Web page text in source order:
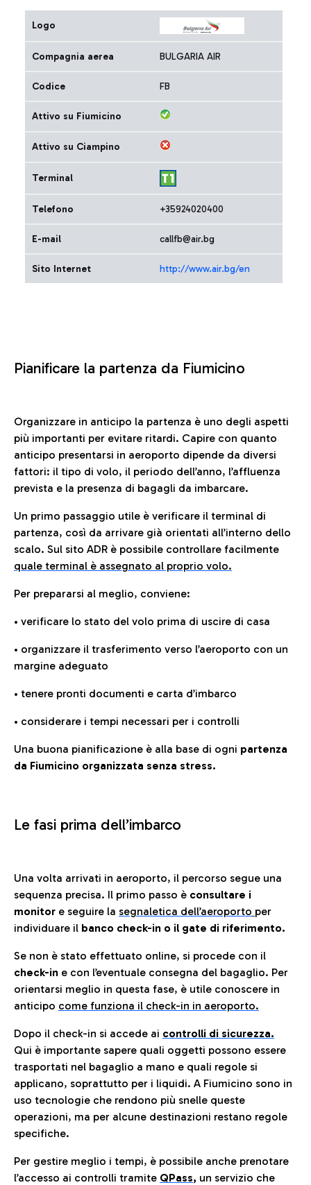
Logo
Compagnia aerea BULGARIA AIR
Codice FB
Attivo su Fiumicino
Attivo su Ciampino
Terminal
Telefono +35924020400
E-mail callfb@air.bg
Sito Internet http://www.air.bg/en
Pianificare la partenza da Fiumicino
Organizzare in anticipo la partenza è uno degli aspetti
più importanti per evitare ritardi. Capire con quanto
anticipo presentarsi in aeroporto dipende da diversi
fattori: il tipo di volo, il periodo dell’anno, l’affluenza
prevista e la presenza di bagagli da imbarcare.
Un primo passaggio utile è verificare il terminal di
partenza, così da arrivare già orientati all’interno dello
scalo. Sul sito ADR è possibile controllare facilmente
quale terminal è assegnato al proprio volo.
Per prepararsi al meglio, conviene:
• verificare lo stato del volo prima di uscire di casa
• organizzare il trasferimento verso l’aeroporto con un
margine adeguato
• tenere pronti documenti e carta d’imbarco
• considerare i tempi necessari per i controlli
Una buona pianificazione è alla base di ogni partenza
da Fiumicino organizzata senza stress.
Le fasi prima dell’imbarco
Una volta arrivati in aeroporto, il percorso segue una
sequenza precisa. Il primo passo è consultare i
monitor e seguire la segnaletica dell’aeroporto per
individuare il banco check-in o il gate di riferimento.
Se non è stato effettuato online, si procede con il
check-in e con l’eventuale consegna del bagaglio. Per
orientarsi meglio in questa fase, è utile conoscere in
anticipo come funziona il check-in in aeroporto.
Dopo il check-in si accede ai controlli di sicurezza.
Qui è importante sapere quali oggetti possono essere
trasportati nel bagaglio a mano e quali regole si
applicano, soprattutto per i liquidi. A Fiumicino sono in
uso tecnologie che rendono più snelle queste
operazioni, ma per alcune destinazioni restano regole
specifiche.
Per gestire meglio i tempi, è possibile anche prenotare
l’accesso ai controlli tramite QPass, un servizio che